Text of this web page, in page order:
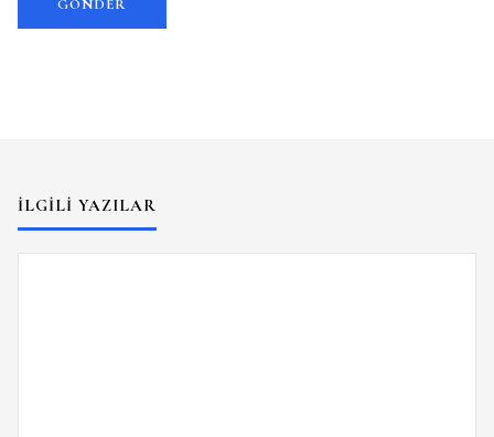
İLGILI YAZILAR